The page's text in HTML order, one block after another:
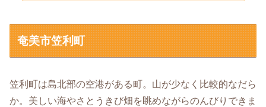
奄美市笠利町
笠利町は島北部の空港がある町。山が少なく比較的なだら
か。美しい海やさとうきび畑を眺めながらのんびりできま